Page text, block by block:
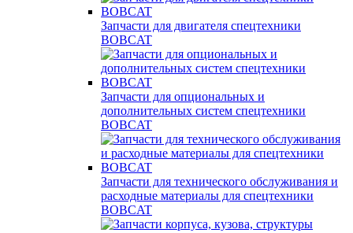
Запчасти для двигателя спецтехники
BOBCAT
Запчасти для опциональных и
дополнительных систем спецтехники
BOBCAT
Запчасти для технического обслуживания и
расходные материалы для спецтехники
BOBCAT